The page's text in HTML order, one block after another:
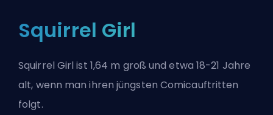
Squirrel Girl
Squirrel Girl ist 1,64 m groß und etwa 18-21 Jahre
alt, wenn man ihren jüngsten Comicauftritten
folgt.